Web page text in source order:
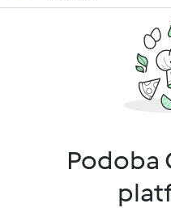
Podoba